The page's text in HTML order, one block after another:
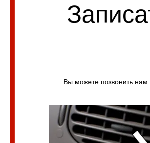
Вы можете позвонить